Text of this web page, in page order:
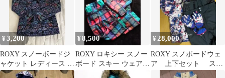
¥3,200
ROXY スノーボードジ
ャケット レディース ロ
キシー スキーウェア
¥8,500
ROXY ロキシー スノー
ボード スキー ウェア
上下セット チェック柄
¥ 28,000
ROXY スノボードウェ
ア 上下セット スノ
ーウェア グローブ付